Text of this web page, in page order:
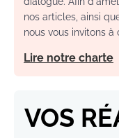
nos articles, ainsi
nous vous invitons à
Lire notre charte
VOS